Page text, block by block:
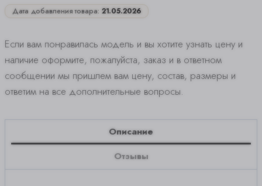
Дата добавления товара: 21.05.2026
Если вам понравилась модель и вы хотите узнать цену и
наличие оформите, пожалуйста, заказ и в ответном
сообщении мы пришлем вам цену, состав, размеры и
ответим на все дополнительные вопросы.
Описание
Отзывы